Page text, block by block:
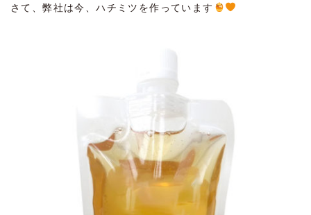
さて、弊社は今、ハチミツを作っています